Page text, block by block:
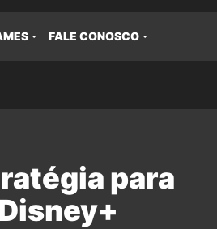
FALE CONOSCO
para